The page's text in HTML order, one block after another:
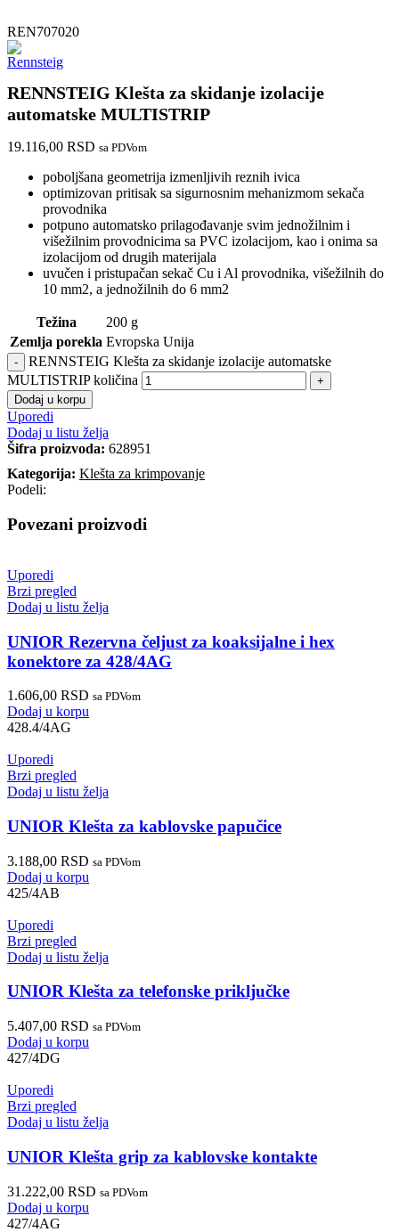
REN707020
RENNSTEIG Klešta za skidanje izolacije
automatske MULTISTRIP
19.116,00 RSD sa PDVom
poboljšana geometrija izmenljivih reznih ivica
​optimizovan pritisak sa sigurnosnim mehanizmom sekača
provodnika
​potpuno automatsko prilagođavanje svim jednožilnim i
višežilnim provodnicima sa PVC izolacijom, kao i onima sa
izolacijom od drugih materijala
uvučen i pristupačan sekač Cu i Al provodnika, višežilnih do
10 mm2, a jednožilnih do 6 mm2
Težina
200 g
Zemlja porekla Evropska Unija
RENNSTEIG Klešta za skidanje izolacije automatske
MULTISTRIP količina
Dodaj u korpu
Uporedi
Dodaj u listu želja
Šifra proizvoda: 628951
Kategorija: Klešta za krimpovanje
Podeli:
Povezani proizvodi
Uporedi
Brzi pregled
Dodaj u listu želja
UNIOR Rezervna čeljust za koaksijalne i hex
konektore za 428/4AG
1.606,00 RSD sa PDVom
Dodaj u korpu
428.4/4AG
Uporedi
Brzi pregled
Dodaj u listu želja
UNIOR Klešta za kablovske papučice
3.188,00 RSD sa PDVom
Dodaj u korpu
425/4AB
Uporedi
Brzi pregled
Dodaj u listu želja
UNIOR Klešta za telefonske priključke
5.407,00 RSD sa PDVom
Dodaj u korpu
427/4DG
Uporedi
Brzi pregled
Dodaj u listu želja
UNIOR Klešta grip za kablovske kontakte
31.222,00 RSD sa PDVom
Dodaj u korpu
427/4AG